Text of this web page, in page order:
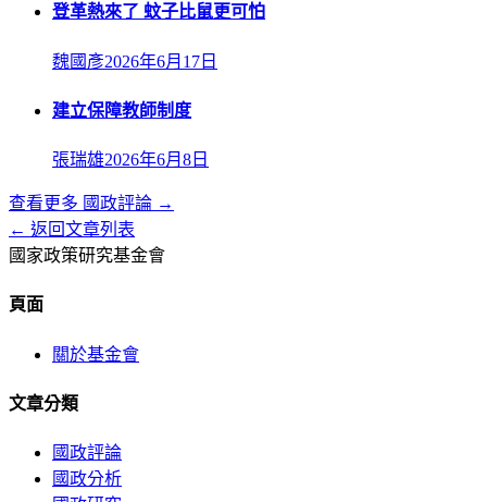
登革熱來了 蚊子比鼠更可怕
魏國彥2026年6月17日
建立保障教師制度
張瑞雄2026年6月8日
查看更多 國政評論 →
← 返回文章列表
國家政策研究基金會
頁面
關於基金會
文章分類
國政評論
國政分析